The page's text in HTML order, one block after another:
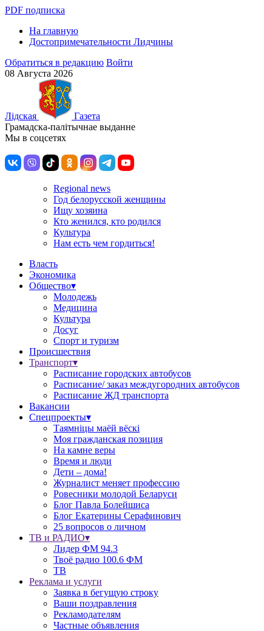
PDF подписка
На главную
Достопримечательности Лидчины
Обратиться в редакцию Войти
08 Августа 2026
Лiдская
Газета
Грамадска-палiтычнае выданне
Мы в соцсетях
Regional news
Год белорусской женщины
Ищу хозяина
Кто женился, кто родился
Культура
Нам есть чем гордиться!
Власть
Экономика
Общество▾
Молодежь
Медицина
Культура
Досуг
Спорт и туризм
Происшествия
Транспорт▾
Расписание городских автобусов
Расписание/ заказ междугородних автобусов
Расписание ЖД транспорта
Вакансии
Спецпроекты▾
Таямніцы маёй вёскі
Моя гражданская позиция
На камне веры
Время и люди
Дети – дома!
Журналист меняет профессию
Ровесники молодой Беларуси
Блог Павла Болейшиса
Блог Екатерины Серафинович
25 вопросов о личном
ТВ и РАДИО▾
Лидер ФМ 94.3
Твоё радио 100.6 ФМ
ТВ
Реклама и услуги
Заявка в бегущую строку
Ваши поздравления
Рекламодателям
Частные объявления